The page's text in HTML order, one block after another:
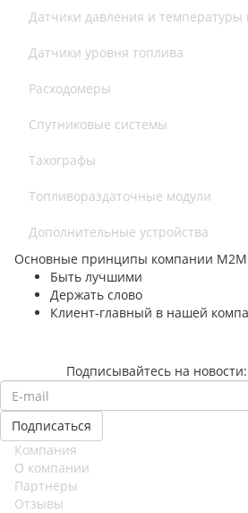
Датчики давления и
Датчики уровня топлива
Расходомеры
Спутниковые системы
Тахографы
Топливораздаточные модули
Дополнительные устройства
Основные принципы компании
Быть лучшими
Держать слово
Клиент-главный в нашей
Подписывайтесь на новости:
Компания
О компании
Партнеры
Отзывы